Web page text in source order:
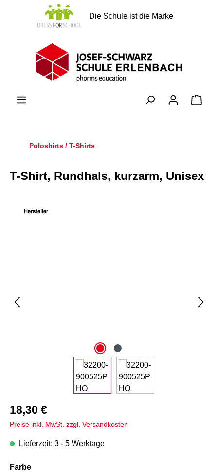
springen
Die Schule ist die Marke
Poloshirts / T-Shirts
T-Shirt, Rundhals, kurzarm, Unisex
18,30 €
Preise inkl. MwSt. zzgl. Versandkosten
Lieferzeit: 3 - 5 Werktage
Farbeauswählen